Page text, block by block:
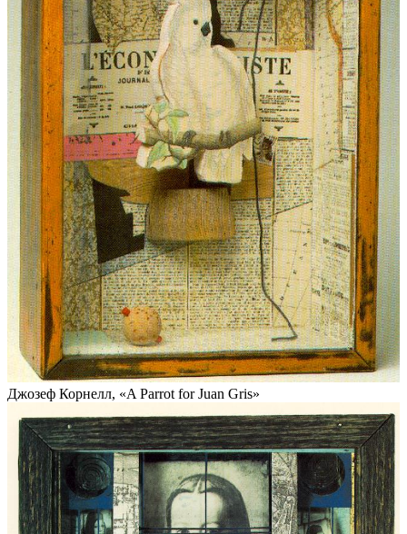
Джозеф Корнелл, «A Parrot for Juan Gris»